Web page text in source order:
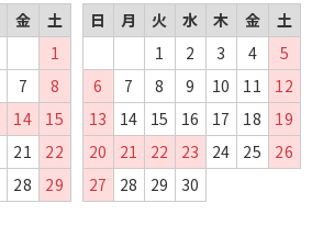
金
土
1
7
8
14
15
21
22
28
29
日 月 火 水 木 金
土
1
2 3 4
5
6
7 8 9 10 11
12
13
14 15 16 17 18
19
20
21 22 23 24 25
26
27
28 29 30